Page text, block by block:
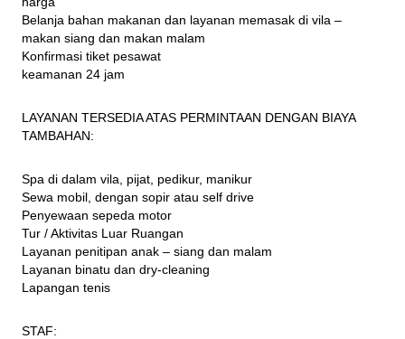
Belanja bahan makanan dan layanan memasak di vila –
makan siang dan makan malam
Konfirmasi tiket pesawat
keamanan 24 jam
LAYANAN TERSEDIA ATAS PERMINTAAN DENGAN BIAYA
TAMBAHAN:
Spa di dalam vila, pijat, pedikur, manikur
Sewa mobil, dengan sopir atau self drive
Penyewaan sepeda motor
Tur / Aktivitas Luar Ruangan
Layanan penitipan anak – siang dan malam
Layanan binatu dan dry-cleaning
Lapangan tenis
STAF: